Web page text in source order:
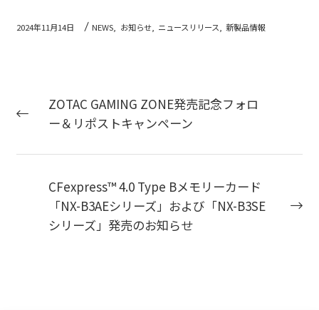
2024年11月14日 NEWS, お知らせ, ニュースリリース, 新製品情報
ZOTAC GAMING ZONE発売記念フォロ
ー＆リポストキャンペーン
CFexpress™ 4.0 Type Bメモリーカード
「NX-B3AEシリーズ」および「NX-B3SE
シリーズ」発売のお知らせ